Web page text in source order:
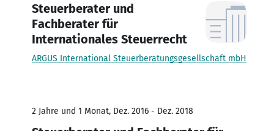
Steuerberater und
Fachberater für
Internationales Steuerrecht
ARGUS International Steuerberatungsgesellschaft mbH
2 Jahre und 1 Monat, Dez. 2016 - Dez. 2018